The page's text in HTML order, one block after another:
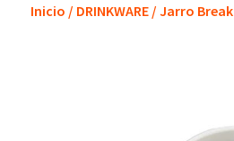
Inicio / DRINKWARE/ Jarro Break